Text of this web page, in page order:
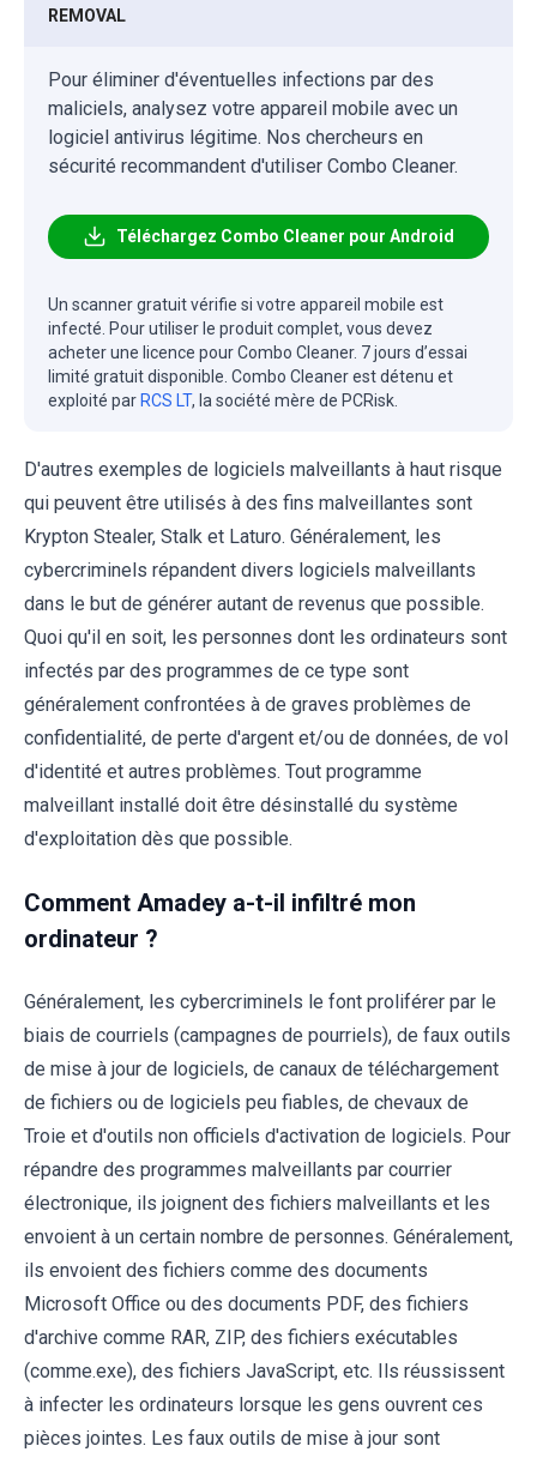
REMOVAL
Pour éliminer d'éventuelles infections par des
maliciels, analysez votre appareil mobile avec un
logiciel antivirus légitime. Nos chercheurs en
sécurité recommandent d'utiliser Combo Cleaner.
Téléchargez Combo Cleaner pour Android
Un scanner gratuit vérifie si votre appareil mobile est
infecté. Pour utiliser le produit complet, vous devez
acheter une licence pour Combo Cleaner. 7 jours d’essai
limité gratuit disponible. Combo Cleaner est détenu et
exploité par RCS LT, la société mère de PCRisk.
D'autres exemples de logiciels malveillants à haut risque
qui peuvent être utilisés à des fins malveillantes sont
Krypton Stealer, Stalk et Laturo. Généralement, les
cybercriminels répandent divers logiciels malveillants
dans le but de générer autant de revenus que possible.
Quoi qu'il en soit, les personnes dont les ordinateurs sont
infectés par des programmes de ce type sont
généralement confrontées à de graves problèmes de
confidentialité, de perte d'argent et/ou de données, de vol
d'identité et autres problèmes. Tout programme
malveillant installé doit être désinstallé du système
d'exploitation dès que possible.
Comment Amadey a-t-il infiltré mon
ordinateur ?
Généralement, les cybercriminels le font proliférer par le
biais de courriels (campagnes de pourriels), de faux outils
de mise à jour de logiciels, de canaux de téléchargement
de fichiers ou de logiciels peu fiables, de chevaux de
Troie et d'outils non officiels d'activation de logiciels. Pour
répandre des programmes malveillants par courrier
électronique, ils joignent des fichiers malveillants et les
envoient à un certain nombre de personnes. Généralement,
ils envoient des fichiers comme des documents
Microsoft Office ou des documents PDF, des fichiers
d'archive comme RAR, ZIP, des fichiers exécutables
(comme.exe), des fichiers JavaScript, etc. Ils réussissent
à infecter les ordinateurs lorsque les gens ouvrent ces
pièces jointes. Les faux outils de mise à jour sont